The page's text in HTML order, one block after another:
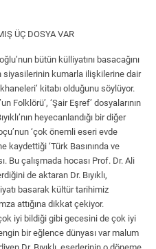
ÜÇ DOSYA VAR
bütün külliyatını basacağını
siyasilerinin kumarla ilişkilerine dair
kitabı olduğunu söylüyor.
Folklörü’, ‘Şair Eşref’ dosyalarının
heyecanlandığı bir diğer
‘çok önemli eseri evde
kaydettiği ‘Türk Basınında ve
Bu çalışmada hocası Prof. Dr. Ali
de aktaran Dr. Bıyıklı,
basarak kültür tarihimiz
attığına dikkat çekiyor.
iyi bildiği gibi gecesini de çok iyi
bir eğlence dünyası var malum